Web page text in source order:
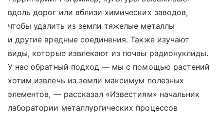
вдоль дорог или вблизи химических заводов,
чтобы удалить из земли тяжелые металлы
и другие вредные соединения. Также изучают
виды, которые извлекают из почвы радионуклиды.
У нас обратный подход — мы с помощью растений
хотим извлечь из земли максимум полезных
элементов, — рассказал «Известиям» начальник
лаборатории металлургических процессов